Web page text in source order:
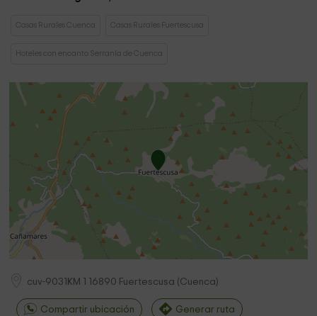
Casas Rurales Cuenca Casas Rurales Fuertescusa
Hoteles con encanto Serranía de Cuenca
cuv-9031KM 1 16890 Fuertescusa (Cuenca)
Compartir ubicación Generar ruta